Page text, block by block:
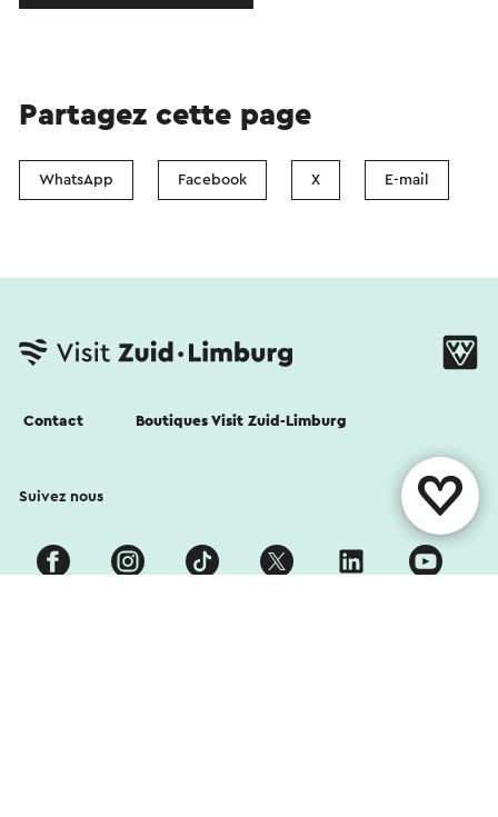
Partagez cette page
WhatsApp Facebook X E-mail
Contact Boutiques Visit Zuid-Limburg
Suivez nous